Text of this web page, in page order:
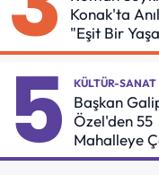
Konak'ta
"Eşit Bir
İçin
5 KÜLTÜR-SANAT
Başkan
Özel'den 55
Mahalleye
Şenliği